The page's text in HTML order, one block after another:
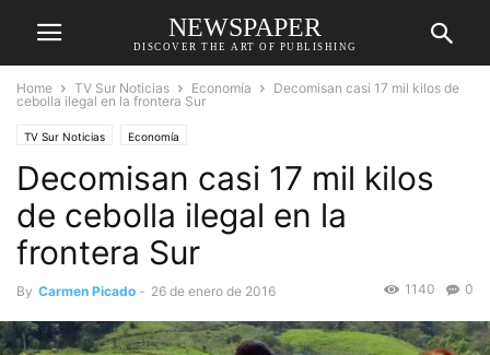
NEWSPAPER
DISCOVER THE ART OF PUBLISHING
Home TV Sur Noticias Economía
Decomisan casi 17 mil kilos de
cebolla ilegal en la frontera Sur
TV Sur Noticias Economía
Decomisan casi 17 mil kilos
de cebolla ilegal en la
frontera Sur
By Carmen Picado - 26 de enero de 2016 0
1140